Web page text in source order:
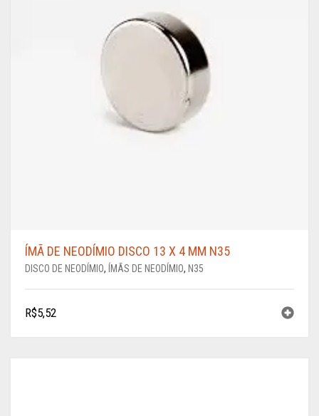
ÍMÃ DE NEODÍMIO DISCO 13 X 4 MM N35
DISCO DE NEODÍMIO, ÍMÃS DE NEODÍMIO, N35
R$5,52